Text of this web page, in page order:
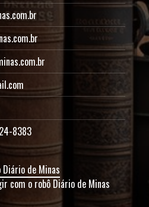
8383
de Minas
com o robô Diário de Minas